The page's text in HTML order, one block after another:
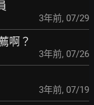
3年前, 07/29
啊？
3年前, 07/26
3年前, 07/19